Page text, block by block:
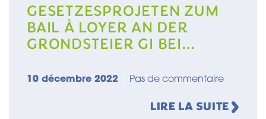
GESETZESPROJETEN ZUM
BAIL À LOYER AN DER
GRONDSTEIER GI BEI
10 décembre 2022 Pas de commentaire
LIRE LA SUITE